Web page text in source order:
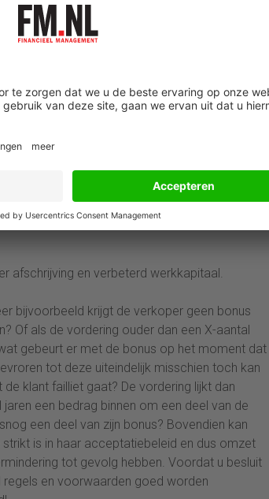
de grootste klant is, kan voor
verkoper ziet dus mogelijk andere klanten in
(risk awareness). Er zijn verbeteringen
de cyclus. Daardoor zal uiteindelijk het risico
mee te doen in het accepteren en incasseren
de debiteurenbeheerder.
zo maar condities afgesproken kunnen
ook gezamenlijk hieraan te houden. De
afschrijving en verbeterd werkkapitaal.
bijvoorbeeld krijgt de verkoper geen bonus
Of als de vordering ouder dan een X-aantal
gebeurt er met de bonus op het moment dat
tot deze uiteindelijk misschien toch kan
klant failliet gaat? De vordering lijkt dan
een bedrag binnen om een deel van de
een deel van zijn bonus? Bovendien kan
is in haar acceptatiebeleid en dus omzet
tot gevolg hebben. Voordat u besluit
regels en voorwaarden goed worden